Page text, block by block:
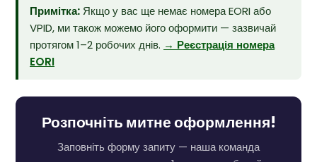
Примітка: Якщо у вас ще немає номера EORI або
VPID, ми також можемо його оформити — зазвичай
протягом 1–2 робочих днів. → Реєстрація номера
EORI
Розпочніть митне оформлення!
Заповніть форму запиту — наша команда